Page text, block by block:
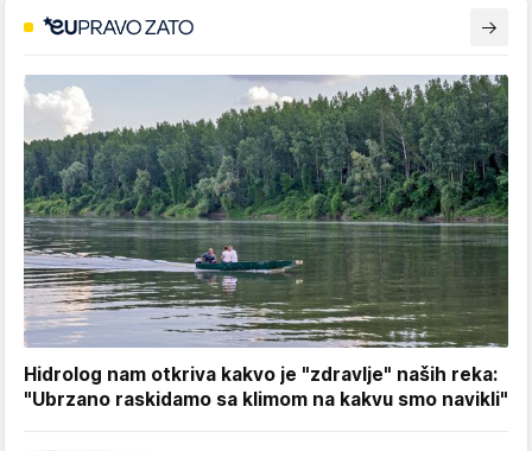
Hidrolog nam otkriva kakvo je "zdravlje" naših reka:
"Ubrzano raskidamo sa klimom na kakvu smo navikli"